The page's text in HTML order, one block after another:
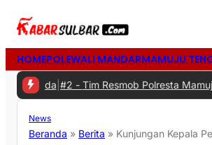
HOMEPOLEWALI MANDARMAMUJU
#2 - Tim Resmob Polresta Mamuju
News
Beranda » Berita » Kunjungan Kepala